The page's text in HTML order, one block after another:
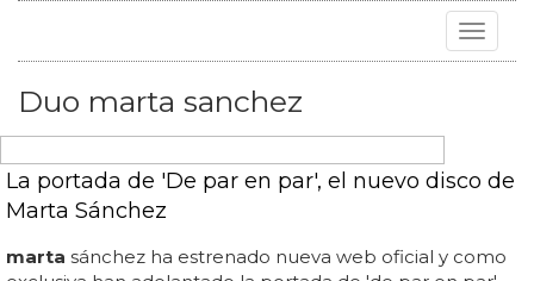
Toggle
Duo marta sanchez